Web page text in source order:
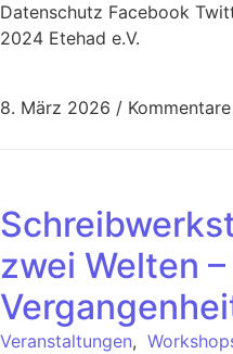
Datenschutz Facebook
2024 Etehad e.V.
8. März 2026 /
zwei Welten
Veranstaltungen,